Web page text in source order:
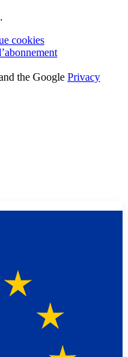
cookies
the Google Privacy